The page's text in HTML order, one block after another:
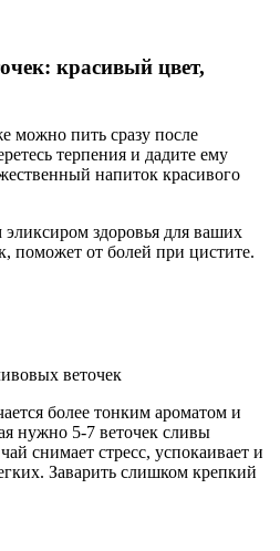
красивый цвет,
можно пить сразу после
терпения и дадите ему
напиток красивого
здоровья для ваших
поможет от болей при цистите.
веточек
более тонким ароматом и
нужно 5-7 веточек сливы
снимает стресс, успокаивает и
Заварить слишком крепкий